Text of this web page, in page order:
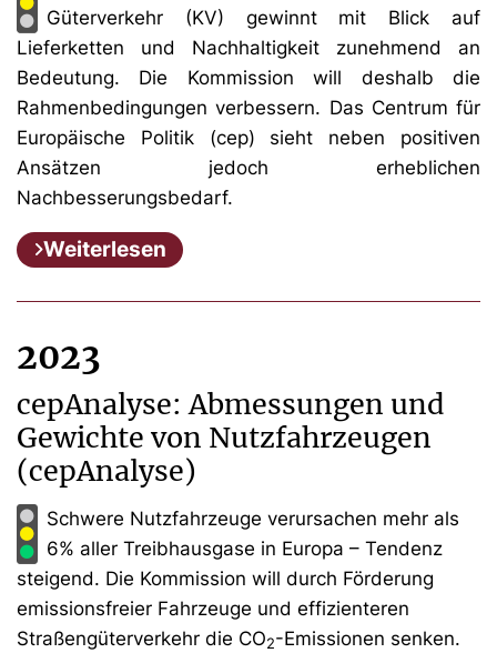
Güterverkehr (KV) gewinnt mit Blick auf
Lieferketten und Nachhaltigkeit zunehmend an
Bedeutung. Die Kommission will deshalb die
Rahmenbedingungen verbessern. Das Centrum für
Europäische Politik (cep) sieht neben positiven
Ansätzen jedoch erheblichen
Nachbesserungsbedarf.
Weiterlesen
2023
cepAnalyse: Abmessungen und
Gewichte von Nutzfahrzeugen
(cepAnalyse)
Schwere Nutzfahrzeuge verursachen mehr als
6% aller Treibhausgase in Europa – Tendenz
steigend. Die Kommission will durch Förderung
emissionsfreier Fahrzeuge und effizienteren
Straßengüterverkehr die CO2-Emissionen senken.